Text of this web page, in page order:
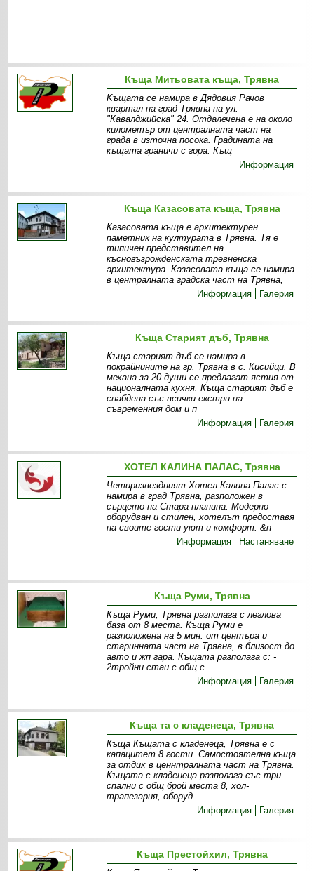
Къща Митьовата къща, Трявна
Kъщата се намира в Дядовия Рачов
квартал на град Трявна на ул.
"Кавалджийска" 24. Отдалечена е на около
километър от централната част на
града в източна посока. Градината на
къщата граничи с гора. Къщ
Информация
Къща Казасовата къща, Трявна
Казасовата къща е архитектурен
паметник на културата в Трявна. Тя е
типичен представител на
късновъзрожденската тревненска
архитектура. Казасовата къща се намира
в централната градска част на Трявна,
Информация
Галерия
Къща Старият дъб, Трявна
Къща старият дъб се намира в
покрайнините на гр. Трявна в с. Кисийци. В
механа за 20 души се предлагат ястия от
националната кухня. Къща старият дъб е
снабдена със всички екстри на
съвременния дом и п
Информация
Галерия
ХОТЕЛ КАЛИНА ПАЛАС, Трявна
Четиризвездният Хотел Калина Палас с
намира в град Трявна, разположен в
сърцето на Стара планина. Модерно
оборудван и стилен, хотелът предоставя
на своите гости уют и комфорт. &n
Информация
Настаняване
Къща Руми, Трявна
Къща Руми, Трявна разполага с леглова
база от 8 места. Къща Руми е
разположена на 5 мин. от центъра и
старинната част на Трявна, в близост до
авто и жп гара. Къщата разполага с: -
2тройни стаи с общ с
Информация
Галерия
Къща та с кладенеца, Трявна
Къща Къщата с кладенеца, Трявна е с
капацитет 8 гости. Самостоятелна къща
за отдих в ценнтралната част на Трявна.
Къщата с кладенеца разполага със три
спални с общ брой места 8, хол-
трапезария, оборуд
Информация
Галерия
Къща Престойхил, Трявна